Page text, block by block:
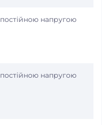
постійною напругою
постійною напругою